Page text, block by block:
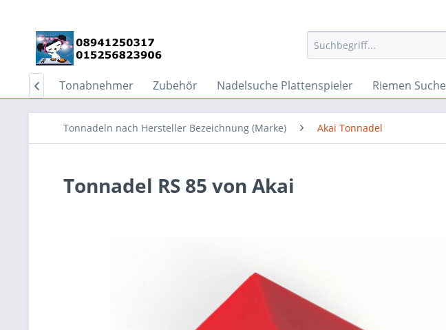
Tonabnehmer Zubehör Nadelsuche Plattenspieler Riemen Suche

Tonnadeln nach Hersteller Bezeichnung (Marke) Akai Tonnadel
Tonnadel RS 85 von Akai